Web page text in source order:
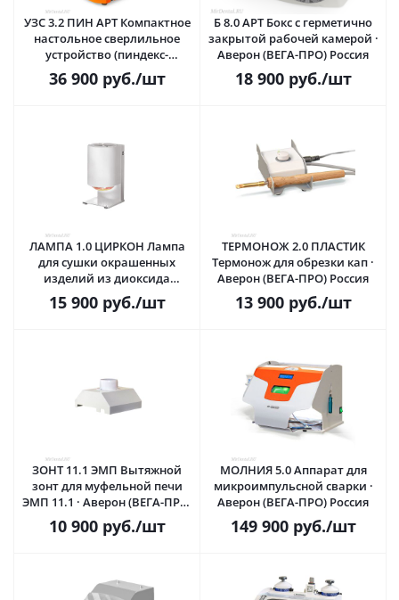
УЗС 3.2 ПИН АРТ Компактное
настольное сверлильное
устройство (пиндекс-
машина) из серии АРТ для
изготовления разборных
36 900руб./шт
Б 8.0 АРТ Бокс с герметично
закрытой рабочей камерой ·
Аверон (ВЕГА-ПРО) Россия
18 900руб./шт
ЛАМПА 1.0 ЦИРКОН Лампа
для сушки окрашенных
изделий из диоксида
циркония · Аверон (ВЕГА-
ПРО) Россия
15 900руб./шт
ТЕРМОНОЖ 2.0 ПЛАСТИК
Термонож для обрезки кап ·
Аверон (ВЕГА-ПРО) Россия
13 900руб./шт
ЗОНТ 11.1 ЭМП Вытяжной
зонт для муфельной печи
ЭМП 11.1 · Аверон (ВЕГА-ПРО)
Россия
10 900руб./шт
МОЛНИЯ 5.0 Аппарат для
микроимпульсной сварки ·
Аверон (ВЕГА-ПРО) Россия
149 900руб./шт